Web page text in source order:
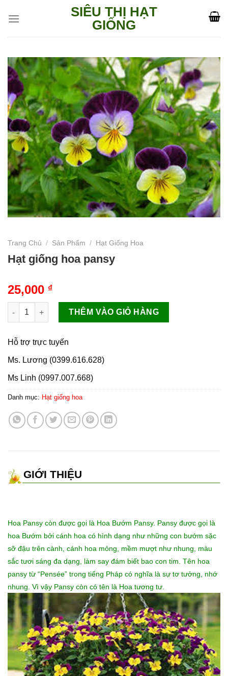
SIÊU THỊ HẠT
GIỐNG
Trang Chủ / Sản Phẩm / Hạt Giống Hoa
Hạt giống hoa pansy
25,000 ₫
Hạt giống hoa pansy số lượng
THÊM VÀO GIỎ HÀNG
Hỗ trợ trực tuyến
Ms. Lương (0399.616.628)
Ms Linh (0997.007.668)
Danh mục: Hạt giống hoa
GIỚI THIỆU
Hoa Pansy còn được gọi là Hoa Bướm Pansy. Pansy được gọi là
hoa Bướm bởi cánh hoa có hình dạng như những con bướm sặc
sỡ đậu trên cành, cánh hoa mỏng, mềm mượt như nhung, màu
sắc tươi sáng đa dạng, làm say đám biết bao con tim. Tên hoa
pansy từ “Pensée” trong tiếng Pháp có nghĩa là sự tơ tưởng, nhớ
nhung. Vì vậy Pansy còn có tên là Hoa tương tư.